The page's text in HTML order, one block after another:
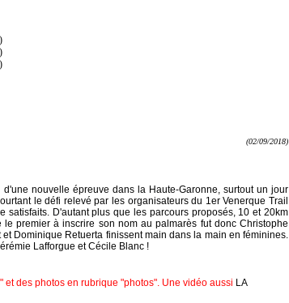
(02/09/2018)
nouvelle épreuve dans la Haute-Garonne, surtout un jour
le défi relevé par les organisateurs du 1er Venerque Trail
satisfaits. D'autant plus que les parcours proposés, 10 et 20km
premier à inscrire son nom au palmarès fut donc Christophe
Dominique Retuerta finissent main dans la main en féminines.
Lafforgue et Cécile Blanc !
des photos en rubrique "photos". Une vidéo aussi LA